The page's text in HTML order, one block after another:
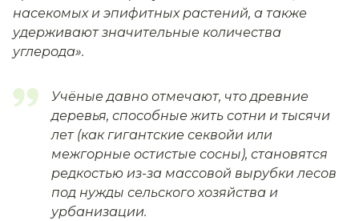
насекомых и эпифитных растений, а также
удерживают значительные количества
углерода».
Учёные давно отмечают, что древние
деревья, способные жить сотни и тысячи
лет (как гигантские секвойи или
межгорные остистые сосны), становятся
редкостью из-за массовой вырубки лесов
под нужды сельского хозяйства и
урбанизации.